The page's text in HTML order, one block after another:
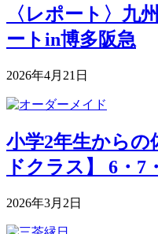
〈レポート〉九
ートin博多阪急
2026年4月21日
小学2年生からの
ドクラス】 6・7
2026年3月2日